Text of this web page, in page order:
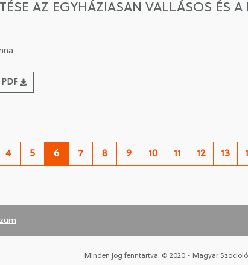
AZ EGYHÁZIASAN VALLÁSOS ÉS
4 5 6 7 8 9 10 11 12 13
Minden jog fenntartva. © 2020 - Magyar